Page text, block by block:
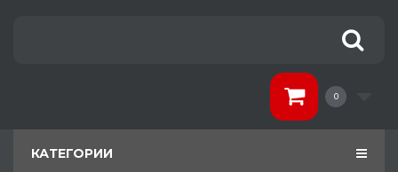
0
КАТЕГОРИИ